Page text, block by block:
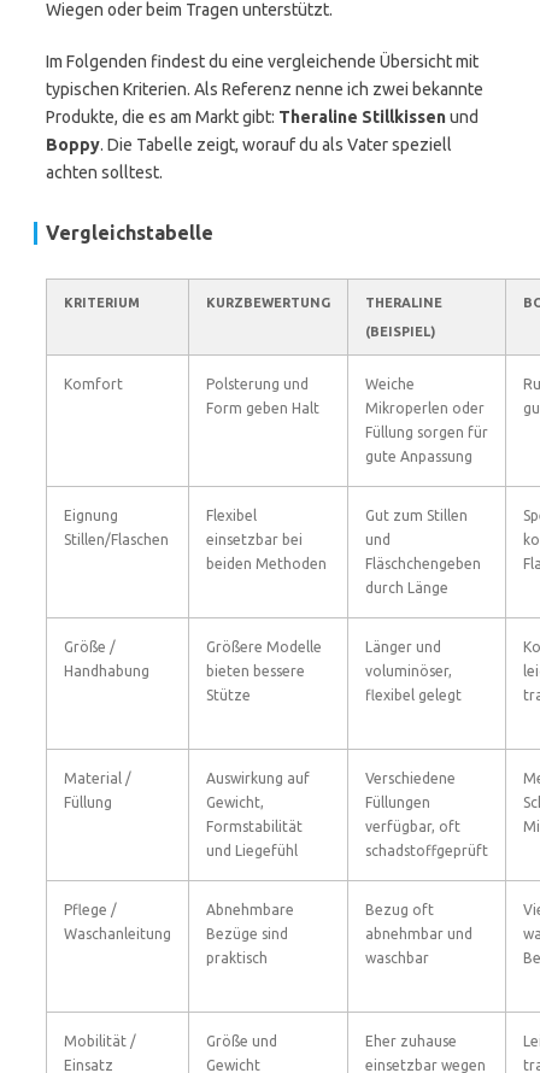
Wiegen oder beim Tragen unterstützt.
Im Folgenden findest du eine vergleichende Übersicht mit
typischen Kriterien. Als Referenz nenne ich zwei bekannte
Produkte, die es am Markt gibt: Theraline Stillkissenund
Boppy. Die Tabelle zeigt, worauf du als Vater speziell
achten solltest.
Vergleichstabelle
KRITERIUM KURZBEWERTUNG
THERALINE
(BEISPIEL)
Komfort
Polsterung und
Form geben Halt
Weiche
Mikroperlen oder
Füllung sorgen für
gute Anpassung
Eignung
Stillen/Flaschen
Flexibel
einsetzbar bei
beiden Methoden
Gut zum Stillen
und
Fläschchengeben
durch Länge
Größe /
Handhabung
Größere Modelle
bieten bessere
Stütze
Länger und
voluminöser,
flexibel gelegt
Material /
Füllung
Auswirkung auf
Gewicht,
Formstabilität
und Liegefühl
Verschiedene
Füllungen
verfügbar, oft
schadstoffgeprüft
Pflege /
Waschanleitung
Abnehmbare
Bezüge sind
praktisch
Bezug oft
abnehmbar und
waschbar
Mobilität /
Einsatz
Größe und
Gewicht
Eher zuhause
einsetzbar wegen